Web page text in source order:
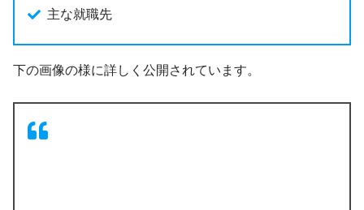
主な就職先
下の画像の様に詳しく公開されています。